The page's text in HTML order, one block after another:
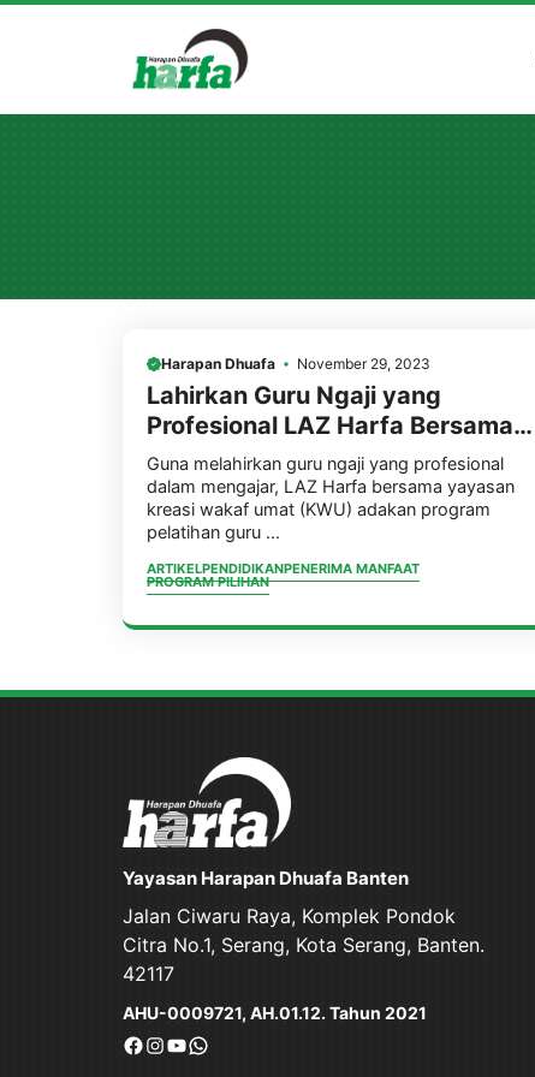
Harapan Dhuafa November 29, 2023
Lahirkan Guru Ngaji yang
Profesional LAZ Harfa Bersama
Kreasi Wakaf Umat Adakan
Program Pelatihan
Guna melahirkan guru ngaji yang profesional
dalam mengajar, LAZ Harfa bersama yayasan
kreasi wakaf umat (KWU) adakan program
pelatihan guru ...
ARTIKELPENDIDIKANPENERIMA MANFAAT
PROGRAM PILIHAN
Yayasan Harapan Dhuafa Banten
Jalan Ciwaru Raya, Komplek Pondok
Citra No.1, Serang, Kota Serang, Banten.
42117
AHU-0009721, AH.01.12. Tahun 2021
Facebook
Instagram
YouTube
WhatsApp